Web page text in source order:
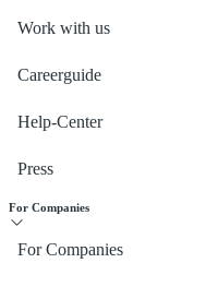
Work with us
Careerguide
Help-Center
Press
For Companies
For Companies